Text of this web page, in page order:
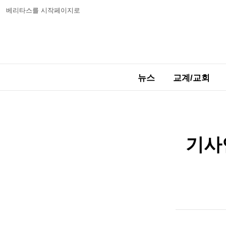
베리타스를 시작페이지로
뉴스 교계/교회
기